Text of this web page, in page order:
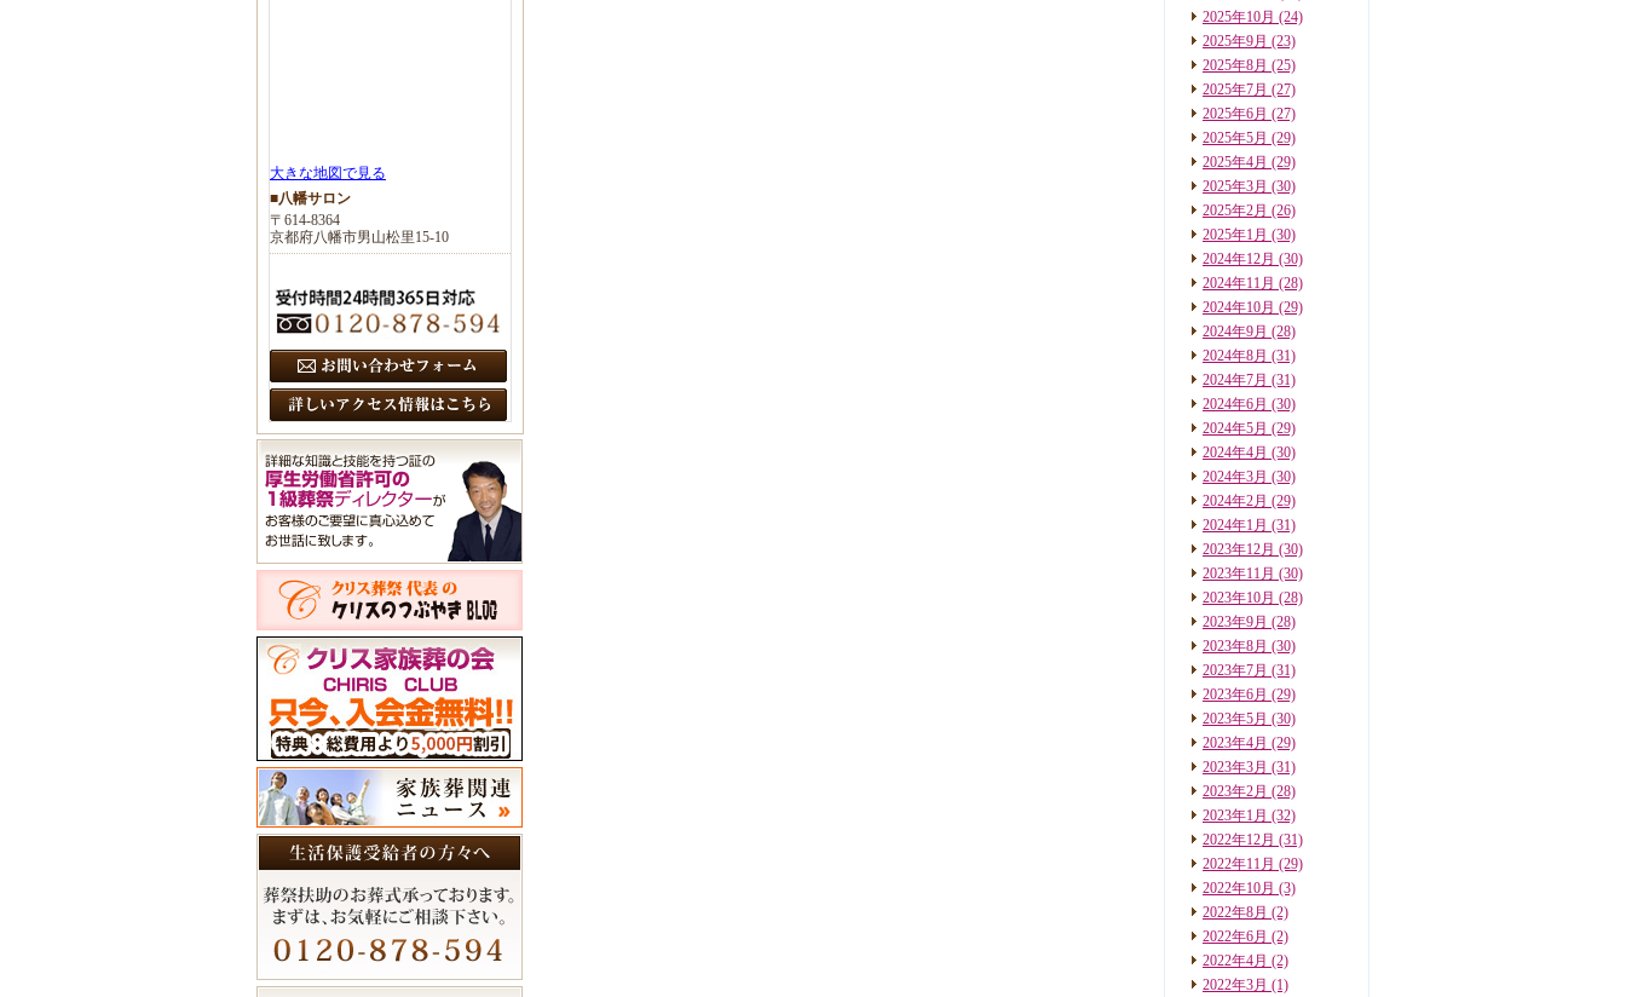
2025年10月 (24)
2025年9月 (23)
2025年8月 (25)
2025年7月 (27)
2025年6月 (27)
2025年5月 (29)
2025年4月 (29)
2025年3月 (30)
2025年2月 (26)
2025年1月 (30)
2024年12月 (30)
2024年11月 (28)
2024年10月 (29)
2024年9月 (28)
2024年8月 (31)
2024年7月 (31)
2024年6月 (30)
2024年5月 (29)
2024年4月 (30)
2024年3月 (30)
2024年2月 (29)
2024年1月 (31)
2023年12月 (30)
2023年11月 (30)
2023年10月 (28)
2023年9月 (28)
2023年8月 (30)
2023年7月 (31)
2023年6月 (29)
2023年5月 (30)
2023年4月 (29)
2023年3月 (31)
2023年2月 (28)
2023年1月 (32)
2022年12月 (31)
2022年11月 (29)
2022年10月 (3)
2022年8月 (2)
2022年6月 (2)
2022年4月 (2)
2022年3月 (1)
大きな地図で見る
■八幡サロン
〒614-8364
京都府八幡市男山松里15-10